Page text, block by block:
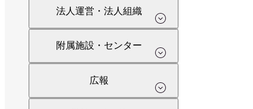
法人運営・法人組織
附属施設・センター
広報